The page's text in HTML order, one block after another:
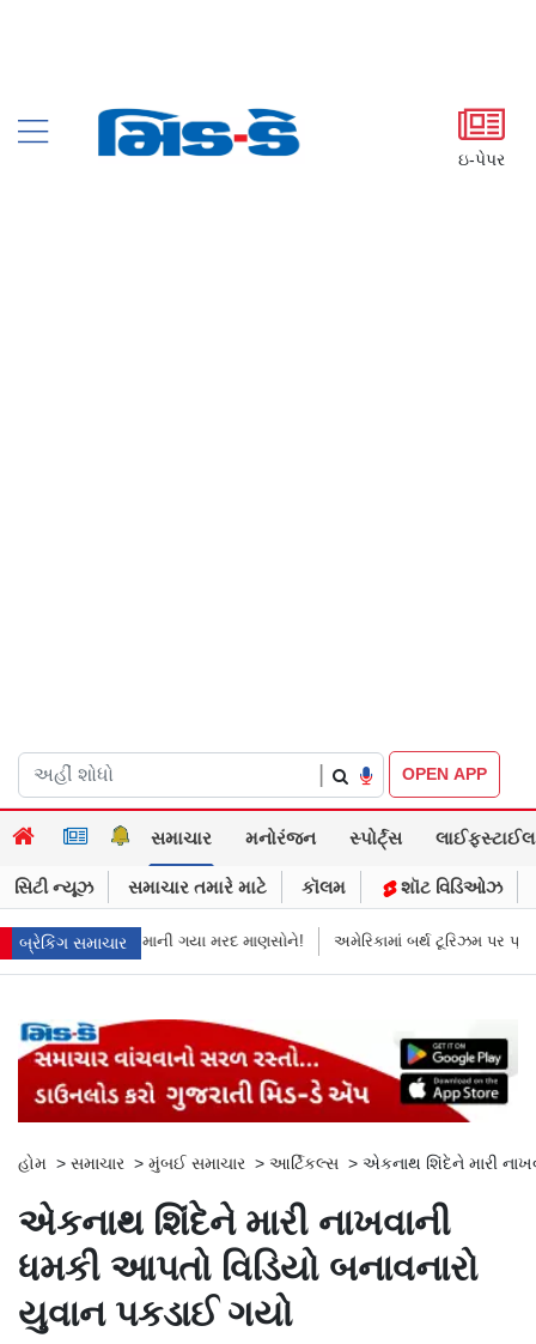
ઇ-પેપર
OPEN APP
સમાચાર મનોરંજન સ્પોર્ટ્સ લાઈફસ્ટાઈલ
સિટી ન્યૂઝ સમાચાર તમારે માટે કૉલમ શૉટ વિડિઓઝ
બ્રેકિંગ સમાચાર
માની ગયા મરદ માણસોને! અમેરિકામાં બર્થ ટૂરિઝમ પર પ્રતિબંધ મૂક્યો ડોનલ્ડ
હોમ > સમાચાર > મુંબઈ સમાચાર > આર્ટિકલ્સ > એકનાથ શિંદેને મારી
એકનાથ શિંદેને મારી ‍નાખવાની
ધમકી આપતો વિડિયો બનાવનારો
યુવાન પકડાઈ ગયો